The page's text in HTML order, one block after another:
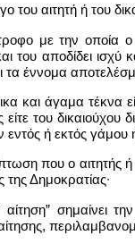
του αιτητή ή του
με την οποία ο
του αποδίδει ισχύ
τα έννομα
και άγαμα τέκνα
είτε του
ή εκτός γάμου
που ο αιτητής
της Δημοκρατίας∙
αίτηση” σημαίνει